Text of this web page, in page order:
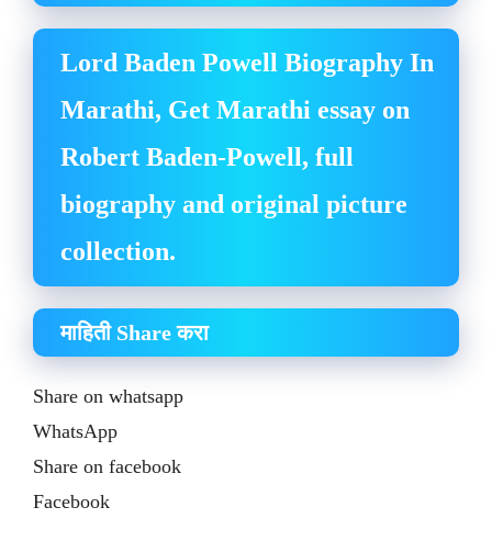
Lord Baden Powell Biography In
Marathi, Get Marathi essay on
Robert Baden-Powell, full
biography and original picture
collection.
माहिती Share करा
Share on whatsapp
WhatsApp
Share on facebook
Facebook